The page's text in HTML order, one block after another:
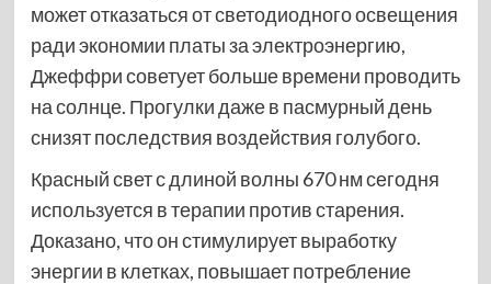
может отказаться от светодиодного освещения
ради экономии платы за электроэнергию,
Джеффри советует больше времени проводить
на солнце. Прогулки даже в пасмурный день
снизят последствия воздействия голубого.
Красный свет с длиной волны 670 нм сегодня
используется в терапии против старения.
Доказано, что он стимулирует выработку
энергии в клетках, повышает потребление